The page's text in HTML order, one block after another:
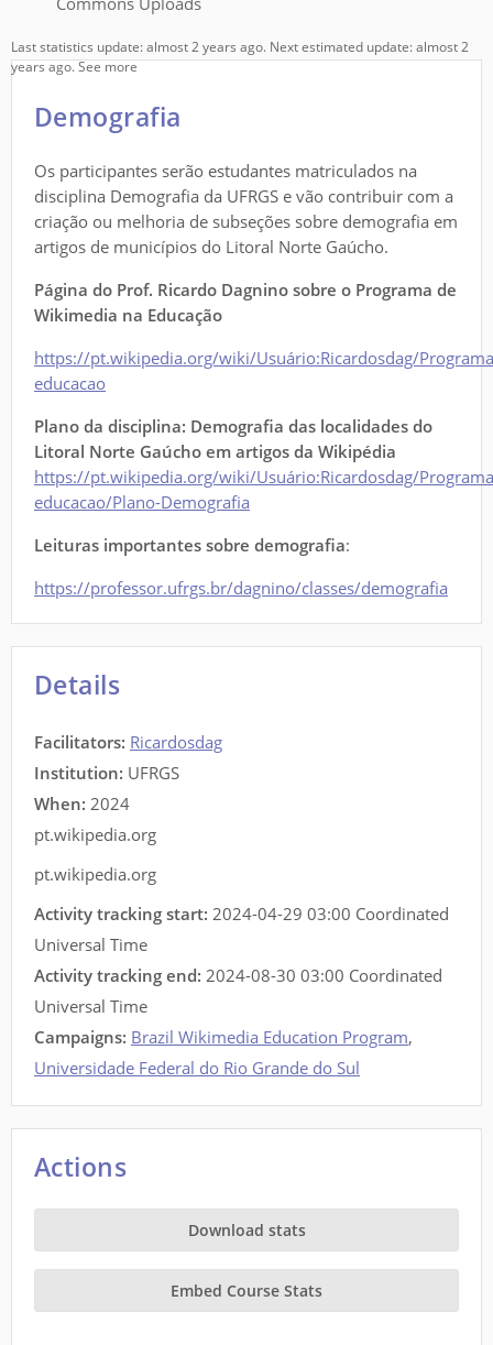
Last statistics update: almost 2 years ago. Next estimated update: almost 2
years ago.See more
Demografia
Os participantes serão estudantes matriculados na
disciplina Demografia da UFRGS e vão contribuir com a
criação ou melhoria de subseções sobre demografia em
artigos de municípios do Litoral Norte Gaúcho.
Página do Prof. Ricardo Dagnino sobre o Programa de
Wikimedia na Educação
https://pt.wikipedia.org/wiki/Usuário:Ricardosdag/
educacao
Plano da disciplina: Demografia das localidades do
Litoral Norte Gaúcho em artigos da Wikipédia
https://pt.wikipedia.org/wiki/Usuário:Ricardosdag/
educacao/Plano-Demografia
Leituras importantes sobre demografia:
https://professor.ufrgs.br/dagnino/classes/demografia
Details
Facilitators: Ricardosdag
Institution: UFRGS
When: 2024
pt.wikipedia.org
pt.wikipedia.org
Activity tracking start: 2024-04-29 03:00 Coordinated
Universal Time
Activity tracking end: 2024-08-30 03:00 Coordinated
Universal Time
Campaigns: Brazil Wikimedia Education Program,
Universidade Federal do Rio Grande do Sul
Actions
Download stats
Embed Course Stats